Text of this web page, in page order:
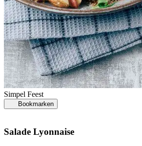
Simpel Feest
Bookmarken
Salade Lyonnaise